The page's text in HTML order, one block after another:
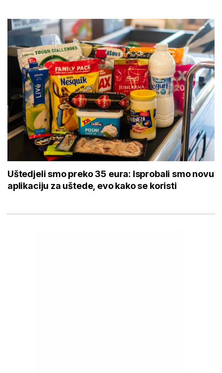
Uštedjeli smo preko 35 eura: Isprobali smo novu
aplikaciju za uštede, evo kako se koristi